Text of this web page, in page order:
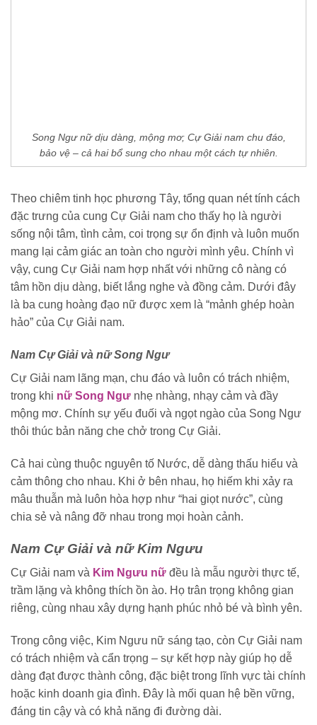
Song Ngư nữ dịu dàng, mộng mơ; Cự Giải nam chu đáo,
bảo vệ – cả hai bổ sung cho nhau một cách tự nhiên.
Theo chiêm tinh học phương Tây, tổng quan nét tính cách
đặc trưng của cung Cự Giải nam cho thấy họ là người
sống nội tâm, tình cảm, coi trọng sự ổn định và luôn muốn
mang lại cảm giác an toàn cho người mình yêu. Chính vì
vậy, cung Cự Giải nam hợp nhất với những cô nàng có
tâm hồn dịu dàng, biết lắng nghe và đồng cảm. Dưới đây
là ba cung hoàng đạo nữ được xem là “mảnh ghép hoàn
hảo” của Cự Giải nam.
Nam Cự Giải và nữ Song Ngư
Cự Giải nam lãng mạn, chu đáo và luôn có trách nhiệm,
trong khi nữ Song Ngư nhẹ nhàng, nhạy cảm và đầy
mộng mơ. Chính sự yếu đuối và ngọt ngào của Song Ngư
thôi thúc bản năng che chở trong Cự Giải.
Cả hai cùng thuộc nguyên tố Nước, dễ dàng thấu hiểu và
cảm thông cho nhau. Khi ở bên nhau, họ hiếm khi xảy ra
mâu thuẫn mà luôn hòa hợp như “hai giọt nước”, cùng
chia sẻ và nâng đỡ nhau trong mọi hoàn cảnh.
Nam Cự Giải và nữ Kim Ngưu
Cự Giải nam và Kim Ngưu nữ đều là mẫu người thực tế,
trầm lặng và không thích ồn ào. Họ trân trọng không gian
riêng, cùng nhau xây dựng hạnh phúc nhỏ bé và bình yên.
Trong công việc, Kim Ngưu nữ sáng tạo, còn Cự Giải nam
có trách nhiệm và cẩn trọng – sự kết hợp này giúp họ dễ
dàng đạt được thành công, đặc biệt trong lĩnh vực tài chính
hoặc kinh doanh gia đình. Đây là mối quan hệ bền vững,
đáng tin cậy và có khả năng đi đường dài.